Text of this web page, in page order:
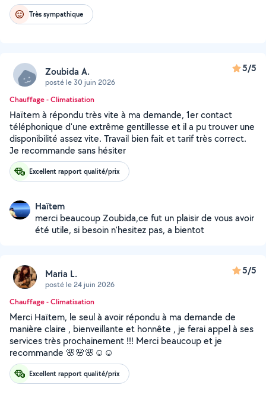
Très sympathique
Zoubida A.
posté le 30 juin 2026
5/5
Chauffage - Climatisation
Haïtem à répondu très vite à ma demande, 1er contact
téléphonique d'une extrême gentillesse et il a pu trouver une
disponibilité assez vite. Travail bien fait et tarif très correct.
Je recommande sans hésiter
Excellent rapport qualité/prix
Haïtem
merci beaucoup Zoubida,ce fut un plaisir de vous avoir
été utile, si besoin n'hesitez pas, a bientot
Maria L.
posté le 24 juin 2026
5/5
Chauffage - Climatisation
Merci Haïtem, le seul à avoir répondu à ma demande de
manière claire , bienveillante et honnête , je ferai appel à ses
services très prochainement !!! Merci beaucoup et je
recommande 🌸🌸🌸☺️☺️
Excellent rapport qualité/prix